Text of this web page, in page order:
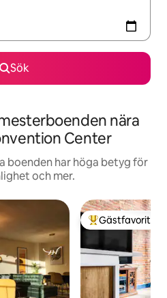
Sök
nära
Center
boenden har höga betyg för
och mer.
Populär
Gästfavorit